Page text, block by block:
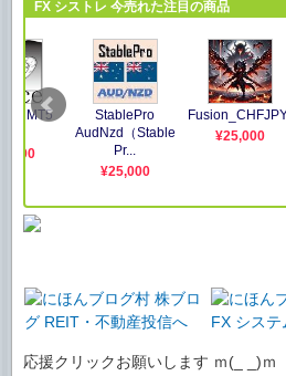
応援クリックお願いします ｍ(_ _)ｍ